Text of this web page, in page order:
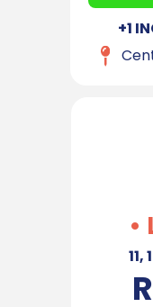
+1
•
11,